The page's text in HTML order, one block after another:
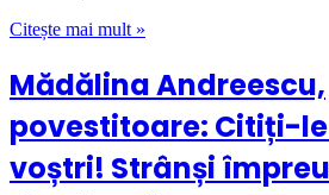
Citește mai mult »
Mădălina Andreescu,
povestitoare: Citiți-
voștri! Strânși